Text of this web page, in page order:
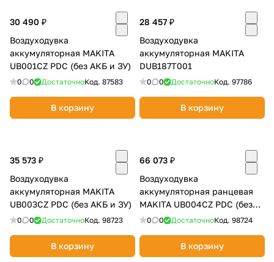
30 490 ₽
Воздуходувка
аккумуляторная MAKITA
UB001CZ PDC (без АКБ и ЗУ)
0 0 ДостаточноКод. 87583
В корзину
28 457 ₽
Воздуходувка
аккумуляторная MAKITA
DUB187T001
0 0 ДостаточноКод. 97786
В корзину
35 573 ₽
Воздуходувка
аккумуляторная MAKITA
UB003CZ PDC (без АКБ и ЗУ)
0 0 ДостаточноКод. 98723
В корзину
66 073 ₽
Воздуходувка
аккумуляторная ранцевая
MAKITA UB004CZ PDC (без
АКБ и ЗУ)
0 0 ДостаточноКод. 98724
В корзину